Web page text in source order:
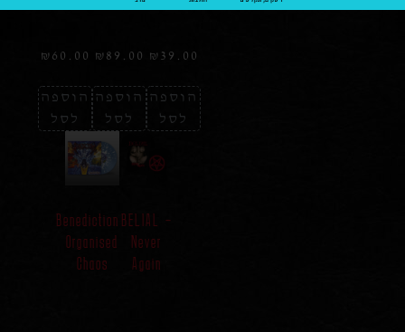
₪ 39.00
הוספה
לסל
₪ 89.00
הוספה
לסל
₪ 60.00
הוספה
לסל
BELIAL –
Never
Again
Benediction
Organised
Chaos